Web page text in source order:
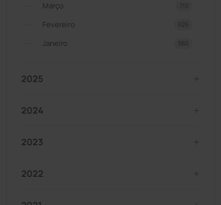
Março 710
Fevereiro 625
Janeiro 660
2025
2024
2023
2022